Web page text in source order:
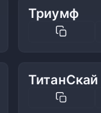
Триумф
ТитанСкай